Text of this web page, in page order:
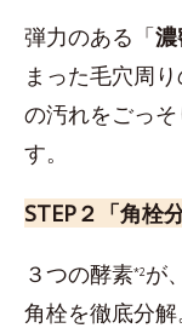
弾力のある「
まった毛穴周
の汚れをごっ
す。
STEP２「角栓
３つの酵素*2が
角栓を徹底分解